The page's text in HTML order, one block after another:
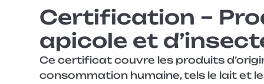
Certification –
apicole et
Ce certificat couvre les produits
consommation humaine, tels le lait et
Entreprise